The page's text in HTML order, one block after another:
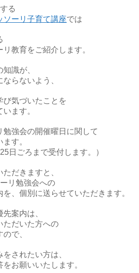
る
ソーリ子育て講座では
教育をご紹介します。
識が、
らないよう、
び気づいたことを
ます。
強会の開催曜日に関して
す。
日ごろまで受付します。）
だきますと、
リ勉強会への
、個別に送らせていただきます。
案内は、
ただいた方への
で、
されたい方は、
お願いいたします。